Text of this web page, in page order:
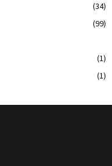
(34)
(99)
(1)
(1)